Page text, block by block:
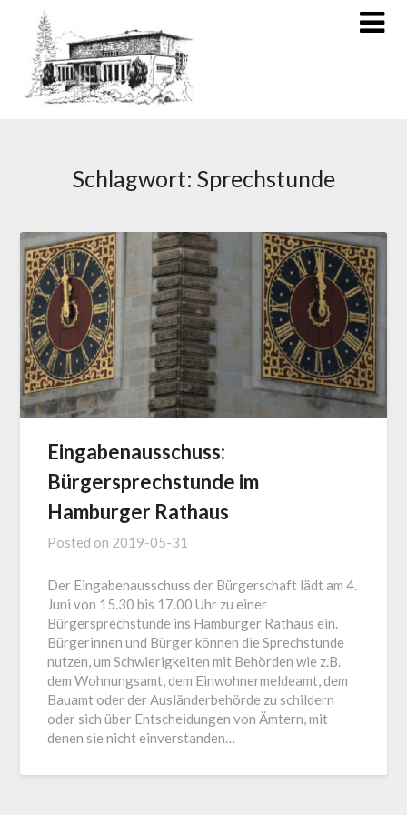
Schlagwort: Sprechstunde
Eingabenausschuss:
Bürgersprechstunde im
Hamburger Rathaus
Posted on 2019-05-31
Der Eingabenausschuss der Bürgerschaft lädt am 4.
Juni von 15.30 bis 17.00 Uhr zu einer
Bürgersprechstunde ins Hamburger Rathaus ein.
Bürgerinnen und Bürger können die Sprechstunde
nutzen, um Schwierigkeiten mit Behörden wie z.B.
dem Wohnungsamt, dem Einwohnermeldeamt, dem
Bauamt oder der Ausländerbehörde zu schildern
oder sich über Entscheidungen von Ämtern, mit
denen sie nicht einverstanden…